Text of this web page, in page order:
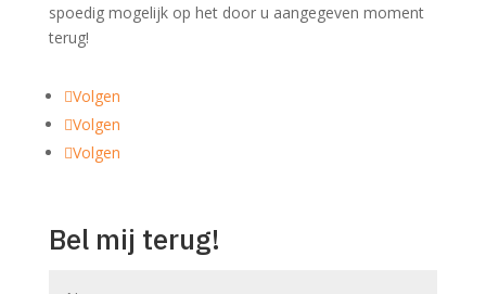
spoedig mogelijk op het door u aangegeven moment
terug!
Volgen
Volgen
Volgen
Bel mij terug!